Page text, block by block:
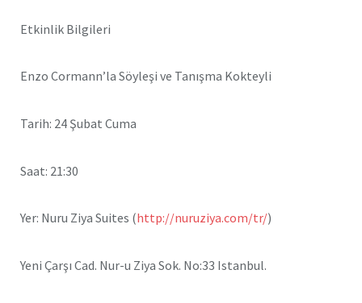
Etkinlik Bilgileri
Enzo Cormann’la Söyleşi ve Tanışma Kokteyli
Tarih: 24 Şubat Cuma
Saat: 21:30
Yer: Nuru Ziya Suites (http://nuruziya.com/tr/)
Yeni Çarşı Cad. Nur-u Ziya Sok. No:33 Istanbul.